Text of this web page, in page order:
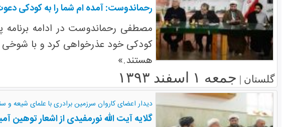
رحماندوست: آمده ام شما را به کودکی
مصطفی رحماندوست در ادامه برنامه
کودکی خود عذرخواهی کرد و با شوخی
هستند.»
گلستان | جمعه ۱ اسفند ۱۳۹۳
دیدار اعضای کاروان سرزمین برادری با علمای شیعه و
گلایه آیت الله نورمفیدی از اشعار